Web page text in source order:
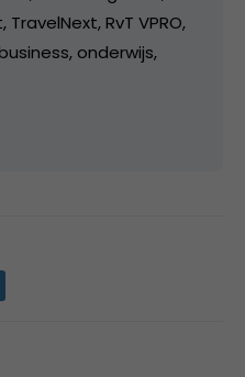
RvT VPRO,
onderwijs,